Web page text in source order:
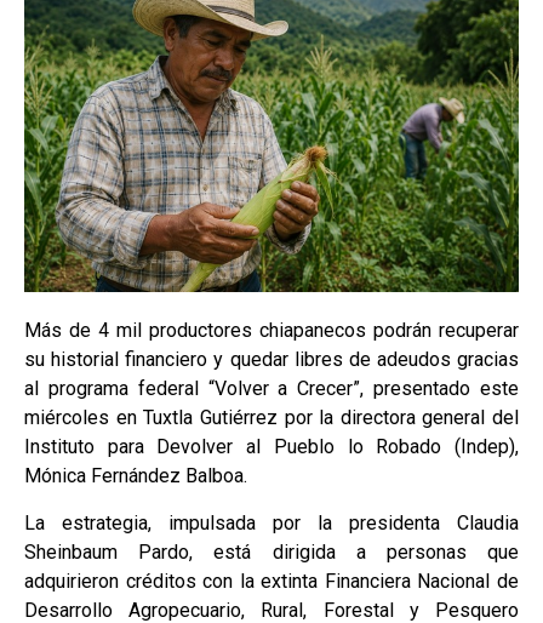
Más de 4 mil productores chiapanecos podrán recuperar
su historial financiero y quedar libres de adeudos gracias
al programa federal “Volver a Crecer”, presentado este
miércoles en Tuxtla Gutiérrez por la directora general del
Instituto para Devolver al Pueblo lo Robado (Indep),
Mónica Fernández Balboa.
La estrategia, impulsada por la presidenta Claudia
Sheinbaum Pardo, está dirigida a personas que
adquirieron créditos con la extinta Financiera Nacional de
Desarrollo Agropecuario, Rural, Forestal y Pesquero